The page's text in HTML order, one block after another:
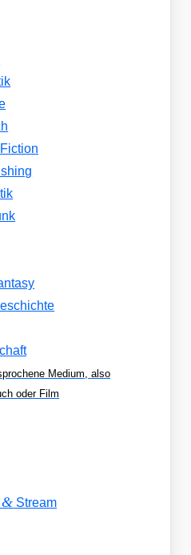
Medium, also
oder Film
& Stream